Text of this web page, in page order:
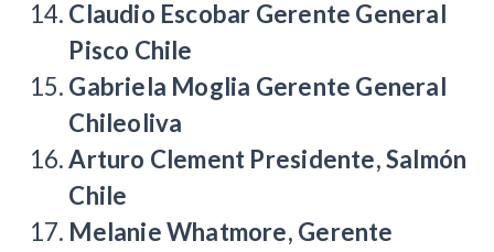
Claudio Escobar Gerente General
Pisco Chile
Gabriela Moglia Gerente General
Chileoliva
Arturo Clement Presidente, Salmón
Chile
Melanie Whatmore, Gerente